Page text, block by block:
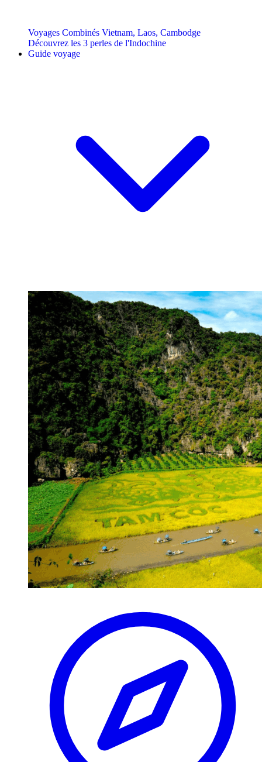
Voyages Combinés Vietnam, Laos, Cambodge
Découvrez les 3 perles de l'Indochine
Guide voyage